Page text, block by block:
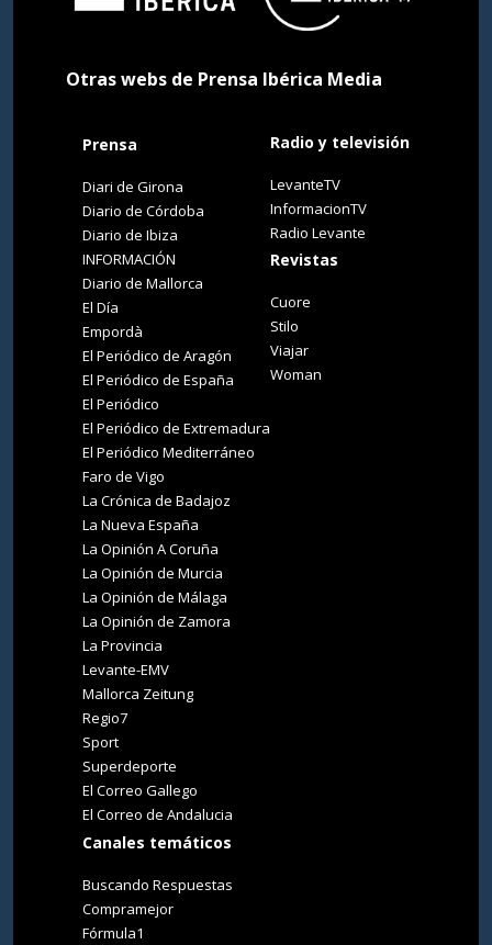
Otras webs de Prensa Ibérica Media
Prensa
Diari de Girona
Diario de Córdoba
Diario de Ibiza
INFORMACIÓN
Diario de Mallorca
El Día
Empordà
El Periódico de Aragón
El Periódico de España
El Periódico
El Periódico de Extremadura
El Periódico Mediterráneo
Faro de Vigo
La Crónica de Badajoz
La Nueva España
La Opinión A Coruña
La Opinión de Murcia
La Opinión de Málaga
La Opinión de Zamora
La Provincia
Levante-EMV
Mallorca Zeitung
Regio7
Sport
Superdeporte
El Correo Gallego
El Correo de Andalucia
Canales temáticos
Buscando Respuestas
Compramejor
Fórmula1
Radio y televisión
LevanteTV
InformacionTV
Radio Levante
Revistas
Cuore
Stilo
Viajar
Woman